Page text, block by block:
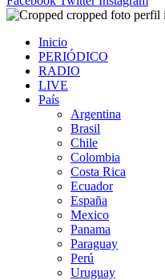
Inicio
PERIÓDICO
RADIO
LIVE
País
Argentina
Brasil
Chile
Colombia
Costa Rica
Ecuador
España
Mexico
Panama
Paraguay
Perú
Uruguay